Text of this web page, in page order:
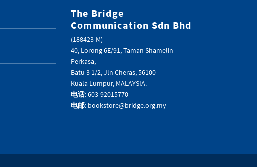
The Bridge
Communication Sdn Bhd
(188423-M)
40, Lorong 6E/91, Taman Shamelin
Perkasa,
Batu 3 1/2, Jln Cheras, 56100
Kuala Lumpur, MALAYSIA.
电话: 603-92015770
电邮: bookstore@bridge.org.my